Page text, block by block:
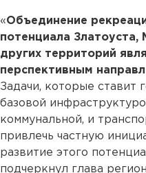
«Объединение
потенциала Златоуста,
других территорий
перспективным
Задачи, которые ставит
базовой
коммунальной, и
привлечь частную
развитие этого
подчеркнул глава